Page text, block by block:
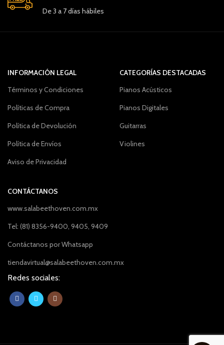
De 3 a 7 días hábiles
INFORMACIÓN LEGAL
Términos y Condiciones
Políticas de Compra
Política de Devolución
Política de Envíos
Aviso de Privacidad
CATEGORÍAS DESTACADAS
Pianos Acústicos
Pianos Digitales
Guitarras
Violines
CONTÁCTANOS
www.salabeethoven.com.mx
Tel: (81) 8356-9400, 9405, 9409
Contáctanos por Whatsapp
tiendavirtual@salabeethoven.com.mx
Redes sociales: